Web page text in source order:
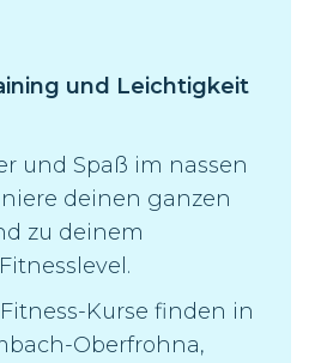
und Leichtigkeit
und Spaß im nassen
deinen ganzen
zu deinem
Kurse finden in
Oberfrohna,